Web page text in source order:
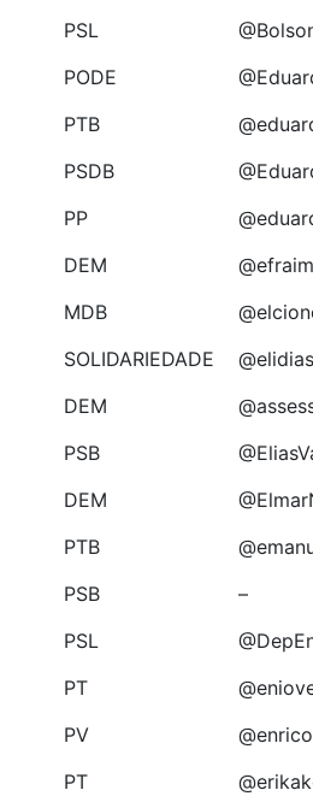
PSL
PODE
PTB
PSDB
PP
DEM
MDB
SOLIDARIEDADE
DEM
PSB
DEM
PTB
PSB
–
PSL
PT
PV
PT